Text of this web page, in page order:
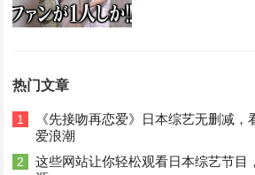
热门文章
1
《先接吻再恋爱》日本综艺无删减
爱浪潮
2
这些网站让你轻松观看日本综艺节目